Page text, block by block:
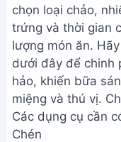
chọn loại chảo,
trứng và thời gian
lượng món ăn.
dưới đây để chinh
hảo, khiến bữa
miệng và thú vị.
Các dụng cụ cần
Chén